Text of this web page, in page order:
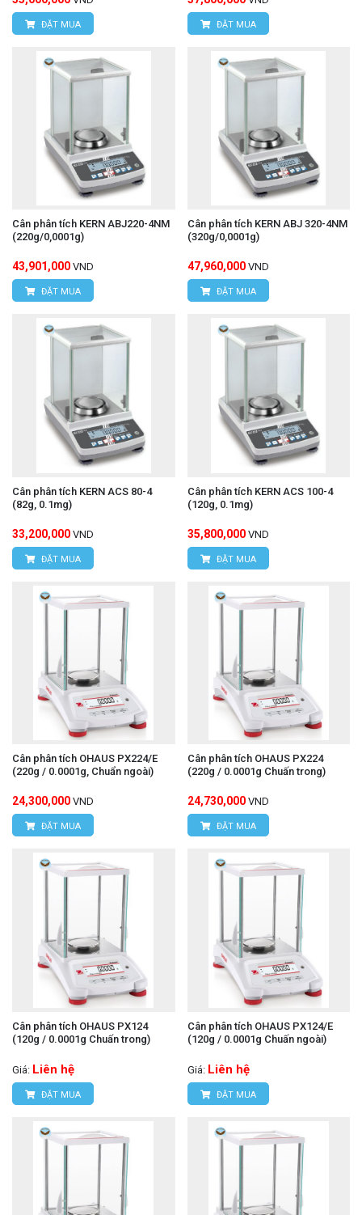
ĐẶT MUA ĐẶT MUA
Cân phân tích KERN ABJ220-4NM
(220g/0,0001g)
43,901,000 VND
ĐẶT MUA
Cân phân tích KERN ABJ 320-4NM
(320g/0,0001g)
47,960,000 VND
ĐẶT MUA
Cân phân tích KERN ACS 80-4
(82g, 0.1mg)
33,200,000 VND
ĐẶT MUA
Cân phân tích KERN ACS 100-4
(120g, 0.1mg)
35,800,000 VND
ĐẶT MUA
Cân phân tích OHAUS PX224/E
(220g / 0.0001g, Chuẩn ngoài)
24,300,000 VND
ĐẶT MUA
Cân phân tích OHAUS PX224
(220g / 0.0001g Chuấn trong)
24,730,000 VND
ĐẶT MUA
Cân phân tích OHAUS PX124
(120g / 0.0001g Chuấn trong)
Giá: Liên hệ
ĐẶT MUA
Cân phân tích OHAUS PX124/E
(120g / 0.0001g Chuấn ngoài)
Giá: Liên hệ
ĐẶT MUA